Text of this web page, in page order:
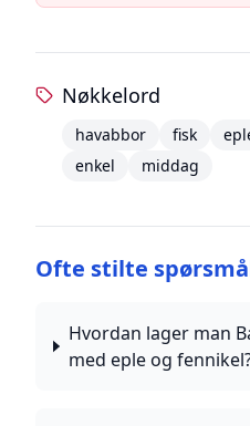
Nøkkelord
havabbor fisk
enkel
middag
Ofte stilte
Hvordan lager man
med eple og